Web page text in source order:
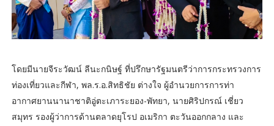
โดยมีนายจีระวัฒน์ ลีนะกนิษฐ์ ที่ปรึกษารัฐมนตรีว่าการกระทรวงการ
ท่องเที่ยวและกีฬา, พล.ร.อ.สิทธิชัย ต่างใจ ผู้อำนวยการการท่า
อากาศยานนานาชาติอู่ตะเภาระยอง-พัทยา, นายศิริปกรณ์ เชี่ยว
สมุทร รองผู้ว่าการด้านตลาดยุโรป อเมริกา ตะวันออกกลาง และ